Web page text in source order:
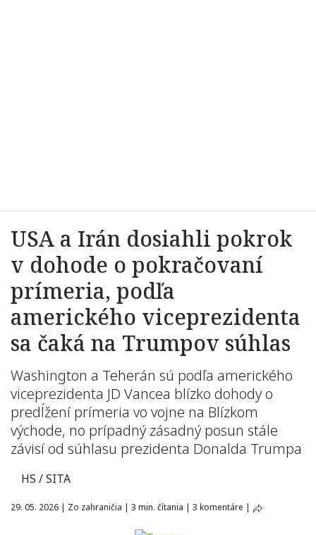
USA a Irán dosiahli pokrok
v dohode o pokračovaní
prímeria, podľa
amerického viceprezidenta
sa čaká na Trumpov súhlas
Washington a Teherán sú podľa amerického
viceprezidenta JD Vancea blízko dohody o
predĺžení prímeria vo vojne na Blízkom
východe, no prípadný zásadný posun stále
závisí od súhlasu prezidenta Donalda Trumpa
HS / SITA
29. 05. 2026 | Zo zahraničia | 3 min. čítania | 3 komentáre |